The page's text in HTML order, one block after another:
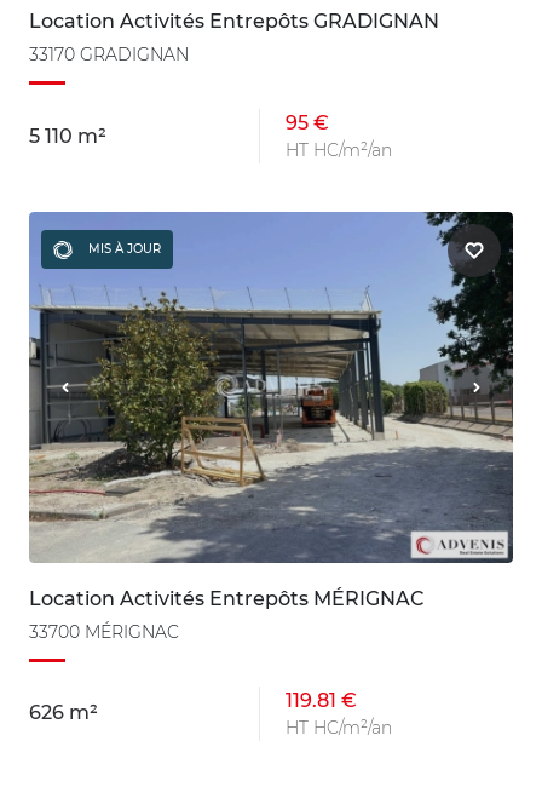
Location Activités Entrepôts GRADIGNAN
33170 GRADIGNAN
5 110 m²
95 €
HT HC/m²/an
MIS À JOUR
Location Activités Entrepôts MÉRIGNAC
33700 MÉRIGNAC
626 m²
119.81 €
HT HC/m²/an